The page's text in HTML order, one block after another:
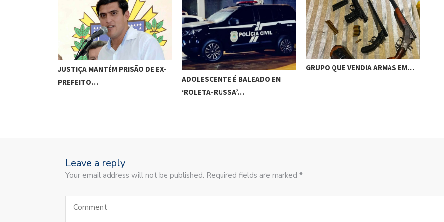
JUSTIÇA MANTÉM PRISÃO DE EX-
PREFEITO…
ADOLESCENTE É BALEADO EM
‘ROLETA-RUSSA’…
GRUPO QUE VENDIA ARMAS EM…
Leave a reply
Your email address will not be published. Required fields are marked *